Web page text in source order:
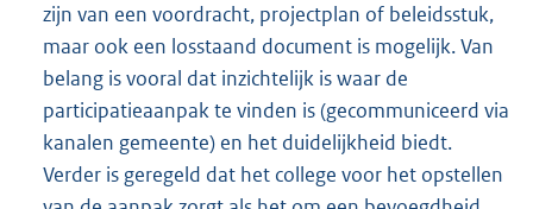
zijn van een voordracht, projectplan of beleidsstuk,
maar ook een losstaand document is mogelijk. Van
belang is vooral dat inzichtelijk is waar de
participatieaanpak te vinden is (gecommuniceerd via
kanalen gemeente) en het duidelijkheid biedt.
Verder is geregeld dat het college voor het opstellen